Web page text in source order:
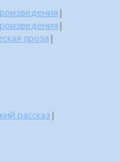
|
|
проза|
рассказ|